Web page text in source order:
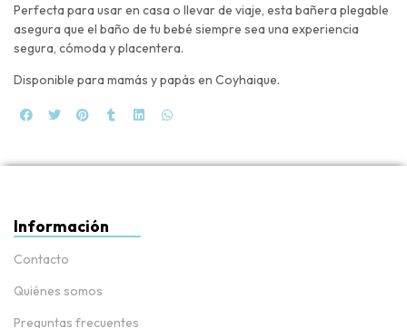
Perfecta para usar en casa o llevar de viaje, esta bañera plegable
asegura que el baño de tu bebé siempre sea una experiencia
segura, cómoda y placentera.
Disponible para mamás y papás en Coyhaique.
Información
Contacto
Quiénes somos
Preguntas frecuentes